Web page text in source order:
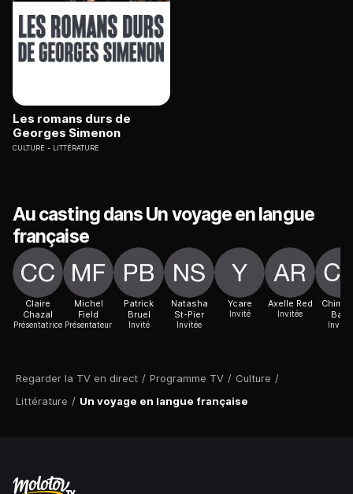
Regarder la TV en direct / Programme TV / Culture /
Littérature / Un voyage en langue française
Les romans durs de
Georges Simenon
CULTURE LITTÉRATURE
Au casting dans Un voyage en langue
française
Claire
Chazal
Présentatrice
Michel
Field
Présentateur
Patrick
Bruel
Invité
Natasha
St-Pier
Invitée
Ycare
Invité
Axelle Red
Invitée
Badi
Invitée